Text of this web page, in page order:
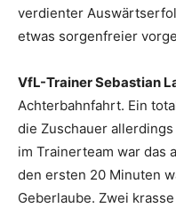
verdienter
etwas sorgenfreier
VfL-Trainer Sebastian
Achterbahnfahrt. Ein
die Zuschauer
im Trainerteam war das
den ersten 20 Minuten
Geberlaube. Zwei